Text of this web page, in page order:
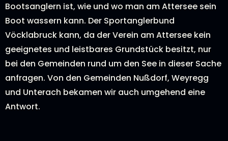
Bootsanglern ist, wie und wo man am Attersee sein
Boot wassern kann. Der Sportanglerbund
Vöcklabruck kann, da der Verein am Attersee kein
geeignetes und leistbares Grundstück besitzt, nur
bei den Gemeinden rund um den See in dieser Sache
anfragen. Von den Gemeinden Nußdorf, Weyregg
und Unterach bekamen wir auch umgehend eine
Antwort.